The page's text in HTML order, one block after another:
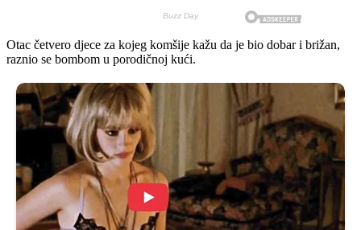
Otac četvero djece za kojeg komšije kažu da je bio dobar i brižan,
raznio se bombom u porodičnoj kući.